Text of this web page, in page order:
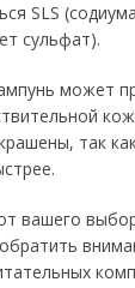
SLS
сульфат).
может
так
вашего